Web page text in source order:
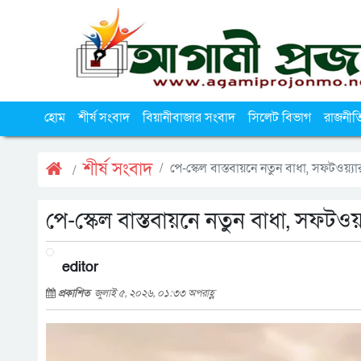
হোম শীর্ষ সংবাদ বিয়ানীবাজার সংবাদ সিলেট বিভাগ
শীর্ষ সংবাদ পে-স্কেল বাস্তবায়নে নতুন বাধা,
পে-স্কেল বাস্তবায়নে নতুন বাধা,
editor
প্রকাশিত জুলাই ৫, ২০২৬, ০১:৩৩ অপরাহ্ণ